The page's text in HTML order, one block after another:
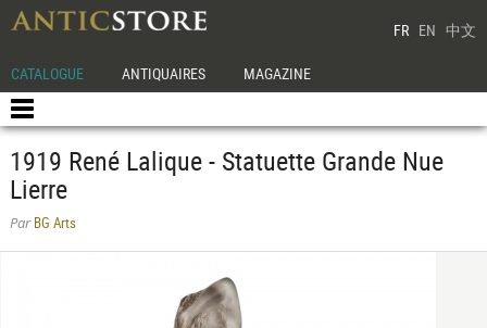
FR EN 中文
CATALOGUE ANTIQUAIRES MAGAZINE
1919 René Lalique - Statuette Grande Nue
Lierre
ParBG Arts